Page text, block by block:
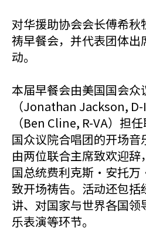
对华援助协会会长傅希
祷早餐会，并代表团体
动。
本届早餐会由美国国会
（Jonathan Jackson,
（Ben Cline, R-VA）担
国众议院合唱团的开场
由两位联合主席致欢迎
国总统费利克斯·安托
致开场祷告。活动还包括
讲、对国家与世界各国
乐表演等环节。